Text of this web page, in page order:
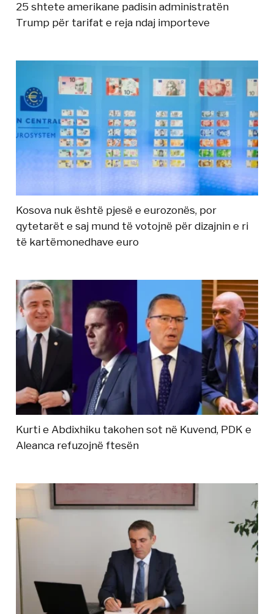
25 shtete amerikane padisin administratën
Trump për tarifat e reja ndaj importeve
Kosova nuk është pjesë e eurozonës, por
qytetarët e saj mund të votojnë për dizajnin e ri
të kartëmonedhave euro
Kurti e Abdixhiku takohen sot në Kuvend, PDK e
Aleanca refuzojnë ftesën